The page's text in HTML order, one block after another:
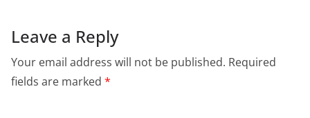
Leave a Reply
Your email address will not be published. Required
fields are marked *